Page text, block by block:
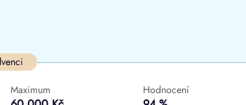
Maximum Hodnocení